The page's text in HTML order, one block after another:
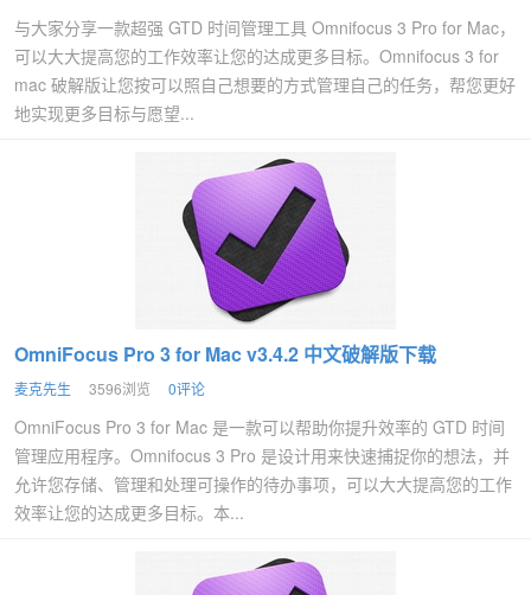
与大家分享一款超强 GTD 时间管理工具 Omnifocus 3 Pro for Mac，
可以大大提高您的工作效率让您的达成更多目标。Omnifocus 3 for
mac 破解版让您按可以照自己想要的方式管理自己的任务，帮您更好
地实现更多目标与愿望...
OmniFocus Pro 3 for Mac v3.4.2 中文破解版下载
麦克先生 3596浏览 0评论
OmniFocus Pro 3 for Mac 是一款可以帮助你提升效率的 GTD 时间
管理应用程序。Omnifocus 3 Pro 是设计用来快速捕捉你的想法，并
允许您存储、管理和处理可操作的待办事项，可以大大提高您的工作
效率让您的达成更多目标。本...